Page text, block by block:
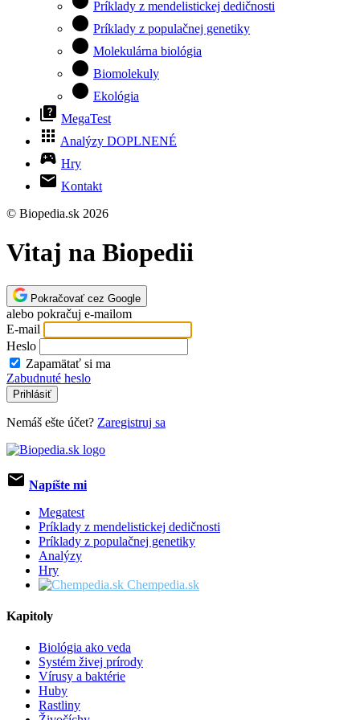
Príklady z mendelistickej dedičnosti
circle Príklady z populačnej genetiky
circle Molekulárna biológia
circle Biomolekuly
circle Ekológia
quiz MegaTest
apps Analýzy DOPLNENÉ
sports_esports Hry
mail Kontakt
© Biopedia.sk 2026
Vitaj na Biopedii
Pokračovať cez Google
alebo pokračuj e-mailom
E-mail
Heslo
Zapamätať si ma
Zabudnuté heslo
Prihlásiť
Nemáš ešte účet? Zaregistruj sa
email Napíšte mi
Megatest
Príklady z mendelistickej dedičnosti
Príklady z populačnej genetiky
Analýzy
Hry
Chempedia.sk
Kapitoly
Biológia ako veda
Systém živej prírody
Vírusy a baktérie
Huby
Rastliny